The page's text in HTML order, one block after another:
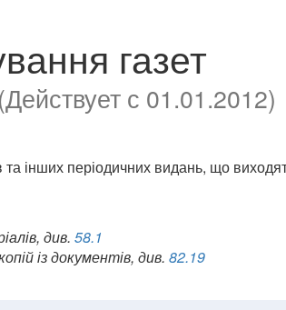
газет
с 01.01.2012)
та інших періодичних видань, що
див. 58.1
із документів, див. 82.19